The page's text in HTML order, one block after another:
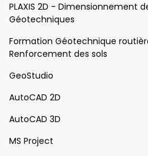
PLAXIS 2D - Dimensionnement
Géotechniques
Formation Géotechnique
Renforcement des sols
GeoStudio
AutoCAD 2D
AutoCAD 3D
MS Project